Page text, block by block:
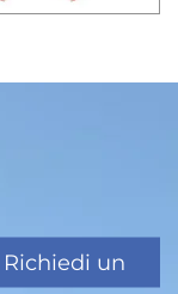
Richiedi un